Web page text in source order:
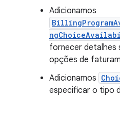
Adicionamos
fornecer detalhes
opções de
Adicionamos
especificar o tipo